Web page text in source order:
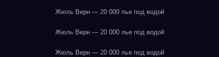
Жюль Верн — 20 000 лье под водой
Жюль Верн — 20 000 лье под водой
Жюль Верн — 20 000 лье под водой